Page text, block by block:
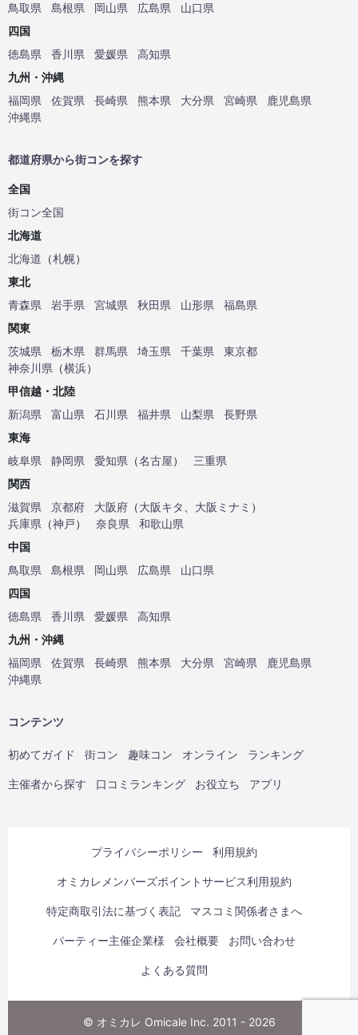
鳥取県
島根県 岡山県 広島県
山口県
四国
徳島県
香川県 愛媛県
高知県
九州・沖縄
福岡県
佐賀県 長崎県 熊本県 大分県 宮崎県
鹿児島県
沖縄県
都道府県から街コンを探す
全国
街コン全国
北海道
北海道 （札幌）
東北
青森県
岩手県 宮城県 秋田県 山形県
福島県
関東
茨城県
栃木県 群馬県 埼玉県 千葉県
東京都
神奈川県 （横浜）
甲信越・北陸
新潟県
富山県 石川県 福井県 山梨県
長野県
東海
岐阜県
静岡県 愛知県 （名古屋）
三重県
関西
滋賀県
京都府 大阪府 （大阪キタ 大阪ミナミ ）
兵庫県 （神戸） 奈良県
和歌山県
中国
鳥取県
島根県 岡山県 広島県
山口県
四国
徳島県
香川県 愛媛県
高知県
九州・沖縄
福岡県
佐賀県 長崎県 熊本県 大分県 宮崎県
鹿児島県
沖縄県
コンテンツ
初めてガイド 街コン 趣味コン オンライン ランキング
主催者から探す 口コミランキング お役立ち アプリ
プライバシーポリシー 利用規約
オミカレメンバーズポイントサービス利用規約
特定商取引法に基づく表記 マスコミ関係者さまへ
パーティー主催企業様 会社概要 お問い合わせ
よくある質問
© オミカレ Omicale Inc. 2011 - 2026